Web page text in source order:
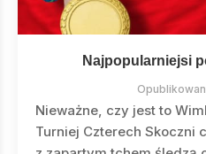
Najpopularniejsi
Nieważne, czy jest to
Turniej Czterech Skoczni